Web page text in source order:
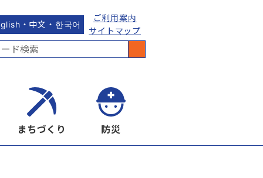
・中文・한국어
ご利用案内
サイトマップ
まちづくり 防災